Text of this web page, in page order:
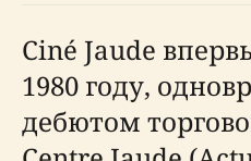
Ciné Jaude
1980 году,
дебютом